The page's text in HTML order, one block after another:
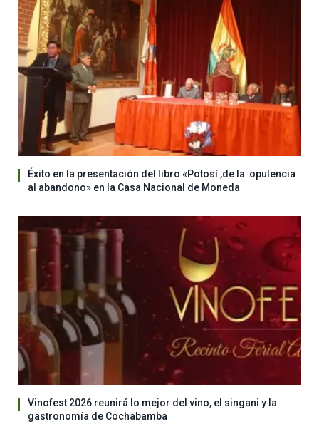
Éxito en la presentación del libro «Potosí ,de la opulencia
al abandono» en la Casa Nacional de Moneda
Vinofest 2026 reunirá lo mejor del vino, el singani y la
gastronomía de Cochabamba